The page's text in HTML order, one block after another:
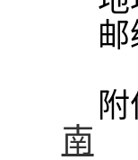
邮
南